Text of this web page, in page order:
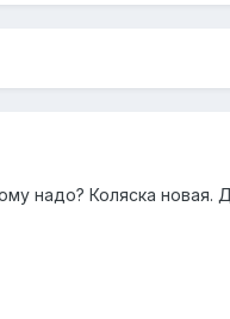
надо? Коляска новая.